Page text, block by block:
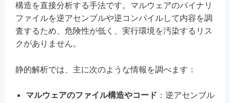
構造を直接分析する手法です。マルウェアのバイナリ
ファイルを逆アセンブルや逆コンパイルして内容を調
査するため、危険性が低く、実行環境を汚染するリス
クがありません。
静的解析では、主に次のような情報を調べます：
マルウェアのファイル構造やコード ：逆アセンブル